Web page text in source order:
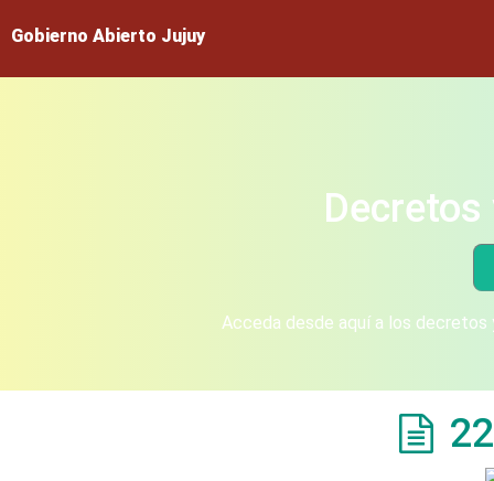
Gobierno Abierto Jujuy
Acceda desde aquí a los